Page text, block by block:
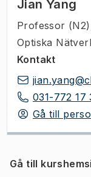
Jian Yang
Professor (N2)
Optiska
Kontakt
031-772 17
Gå till
Gå till
(Öppnas i ny flik